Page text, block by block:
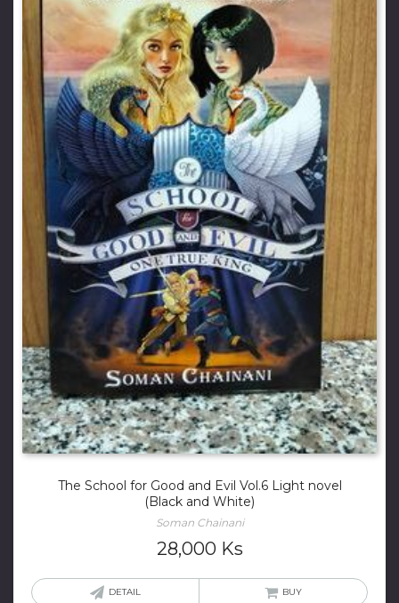
The School for Good and Evil Vol.6 Light novel
(Black and White)
Soman Chainani
28,000 Ks
DETAIL BUY